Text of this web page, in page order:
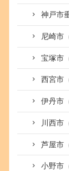
神戸市
尼崎市
宝塚市
西宮市
伊丹市
川西市
芦屋市
小野市